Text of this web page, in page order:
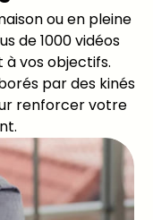
ou en pleine
de 1000 vidéos
vos objectifs.
par des kinés
renforcer votre